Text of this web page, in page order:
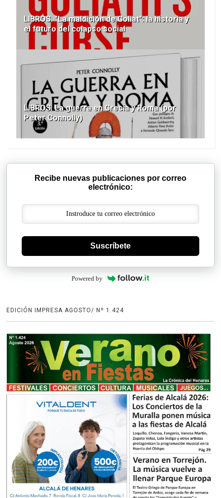
LIBROS. "La maldición de Goliat": la historia y
el futuro del colapso social
LIBROS. La guerra en Grecia y Roma (por
Peter Connolly)
Recibe nuevas publicaciones por correo
electrónico:
Suscríbete
Powered by
EDICIÓN IMPRESA AGOSTO/ Nº 1.424